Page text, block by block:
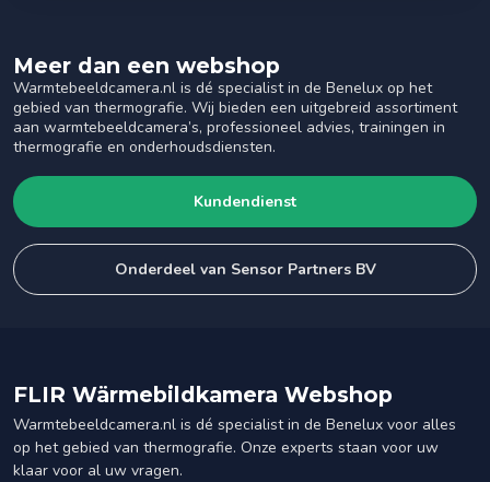
Meer dan een webshop
Warmtebeeldcamera.nl is dé specialist in de Benelux op het
gebied van thermografie. Wij bieden een uitgebreid assortiment
aan warmtebeeldcamera’s, professioneel advies, trainingen in
thermografie en onderhoudsdiensten.
Kundendienst
Onderdeel van Sensor Partners BV
FLIR Wärmebildkamera Webshop
Warmtebeeldcamera.nl is dé specialist in de Benelux voor alles
op het gebied van thermografie. Onze experts staan voor uw
klaar voor al uw vragen.